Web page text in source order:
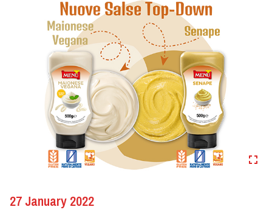
ARBEITEN SIE MIT UNS
27 January 2022